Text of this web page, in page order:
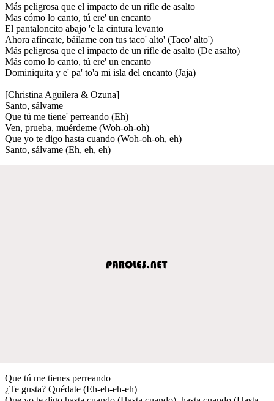
Más peligrosa que el impacto de un rifle de asalto
Mas cómo lo canto, tú ere' un encanto
El pantaloncito abajo 'e la cintura levanto
Ahora afíncate, báilame con tus taco' alto' (Taco' alto')
Más peligrosa que el impacto de un rifle de asalto (De asalto)
Más como lo canto, tú ere' un encanto
Dominiquita y e' pa' to'a mi isla del encanto (Jaja)
[Christina Aguilera & Ozuna]
Santo, sálvame
Que tú me tiene' perreando (Eh)
Ven, prueba, muérdeme (Woh-oh-oh)
Que yo te digo hasta cuando (Woh-oh-oh, eh)
Santo, sálvame (Eh, eh, eh)
Que tú me tienes perreando
¿Te gusta? Quédate (Eh-eh-eh-eh)